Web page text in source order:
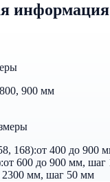
информация
900 мм
168):от 400 до 900
от 600 до 900 мм, шаг
2300 мм, шаг 50 мм